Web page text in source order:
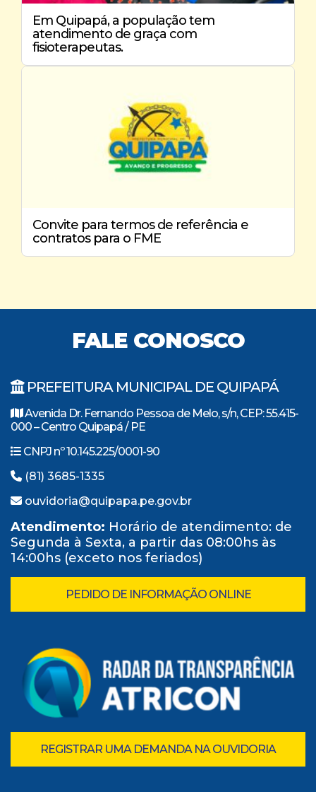
Em Quipapá, a população tem
atendimento de graça com
fisioterapeutas.
Convite para termos de referência e
contratos para o FME
FALE CONOSCO
PREFEITURA MUNICIPAL DE QUIPAPÁ
Avenida Dr. Fernando Pessoa de Melo, s/n, CEP: 55.415-
000 – Centro Quipapá / PE
CNPJ nº 10.145.225/0001-90
(81) 3685-1335
ouvidoria@quipapa.pe.gov.br
Atendimento: Horário de atendimento: de
Segunda à Sexta, a partir das 08:00hs às
14:00hs (exceto nos feriados)
PEDIDO DE INFORMAÇÃO ONLINE
REGISTRAR UMA DEMANDA NA OUVIDORIA